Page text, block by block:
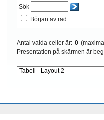
Sök
Början av rad
Antal valda celler är: 0
Presentation på skärmen är